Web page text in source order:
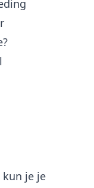
kun je je